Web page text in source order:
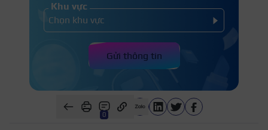
Khu vực
Gửi thông tin
0